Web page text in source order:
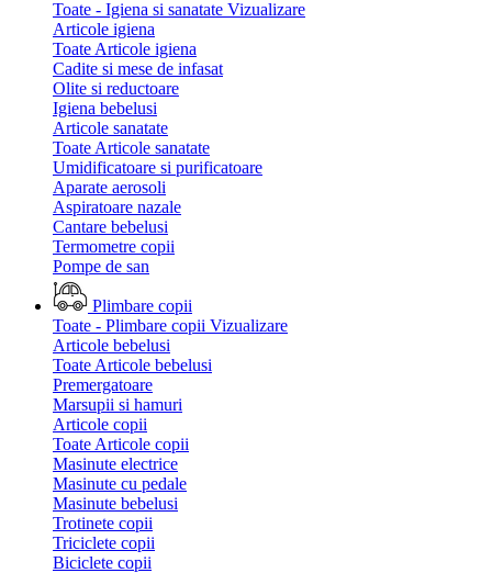
Toate - Igiena si sanatate Vizualizare
Articole igiena
Toate Articole igiena
Cadite si mese de infasat
Olite si reductoare
Igiena bebelusi
Articole sanatate
Toate Articole sanatate
Umidificatoare si purificatoare
Aparate aerosoli
Aspiratoare nazale
Cantare bebelusi
Termometre copii
Pompe de san
Plimbare copii
Toate - Plimbare copii Vizualizare
Articole bebelusi
Toate Articole bebelusi
Premergatoare
Marsupii si hamuri
Articole copii
Toate Articole copii
Masinute electrice
Masinute cu pedale
Masinute bebelusi
Trotinete copii
Triciclete copii
Biciclete copii